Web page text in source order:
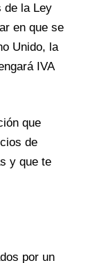
de la Ley
en que se
Unido, la
IVA
que
de
y que te
por un